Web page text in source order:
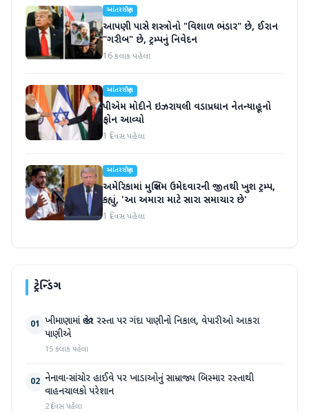
આંતરરાષ્ટ્રીય
આપણી પાસે શસ્ત્રોનો "વિશાળ ભંડાર" છે, ઈરાન
"ગરીબ" છે, ટ્રમ્પનું નિવેદન
16 કલાક પહેલા
આંતરરાષ્ટ્રીય
પીએમ મોદીને ઇઝરાયલી વડાપ્રધાન નેતન્યાહૂનો
ફોન આવ્યો
1 દિવસ પહેલા
આંતરરાષ્ટ્રીય
અમેરિકામાં મુસ્લિમ ઉમેદવારની જીતથી ખુશ ટ્રમ્પ,
કહ્યું, 'આ અમારા માટે સારા સમાચાર છે'
1 દિવસ પહેલા
ટ્રેન્ડિંગ
01 ખીમાણામાં જાહેર રસ્તા પર ગંદા પાણીનો નિકાલ, વેપારીઓ આકરા
પાણીએ
15 કલાક પહેલા
02 નેનાવા-સાંચોર હાઈવે પર ખાડાઓનું સામ્રાજ્ય બિસ્માર રસ્તાથી
વાહનચાલકો પરેશાન
2 દિવસ પહેલા